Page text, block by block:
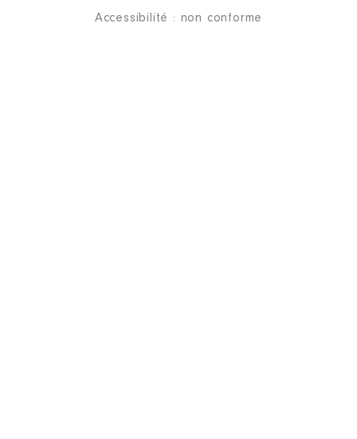
Accessibilité : non conforme